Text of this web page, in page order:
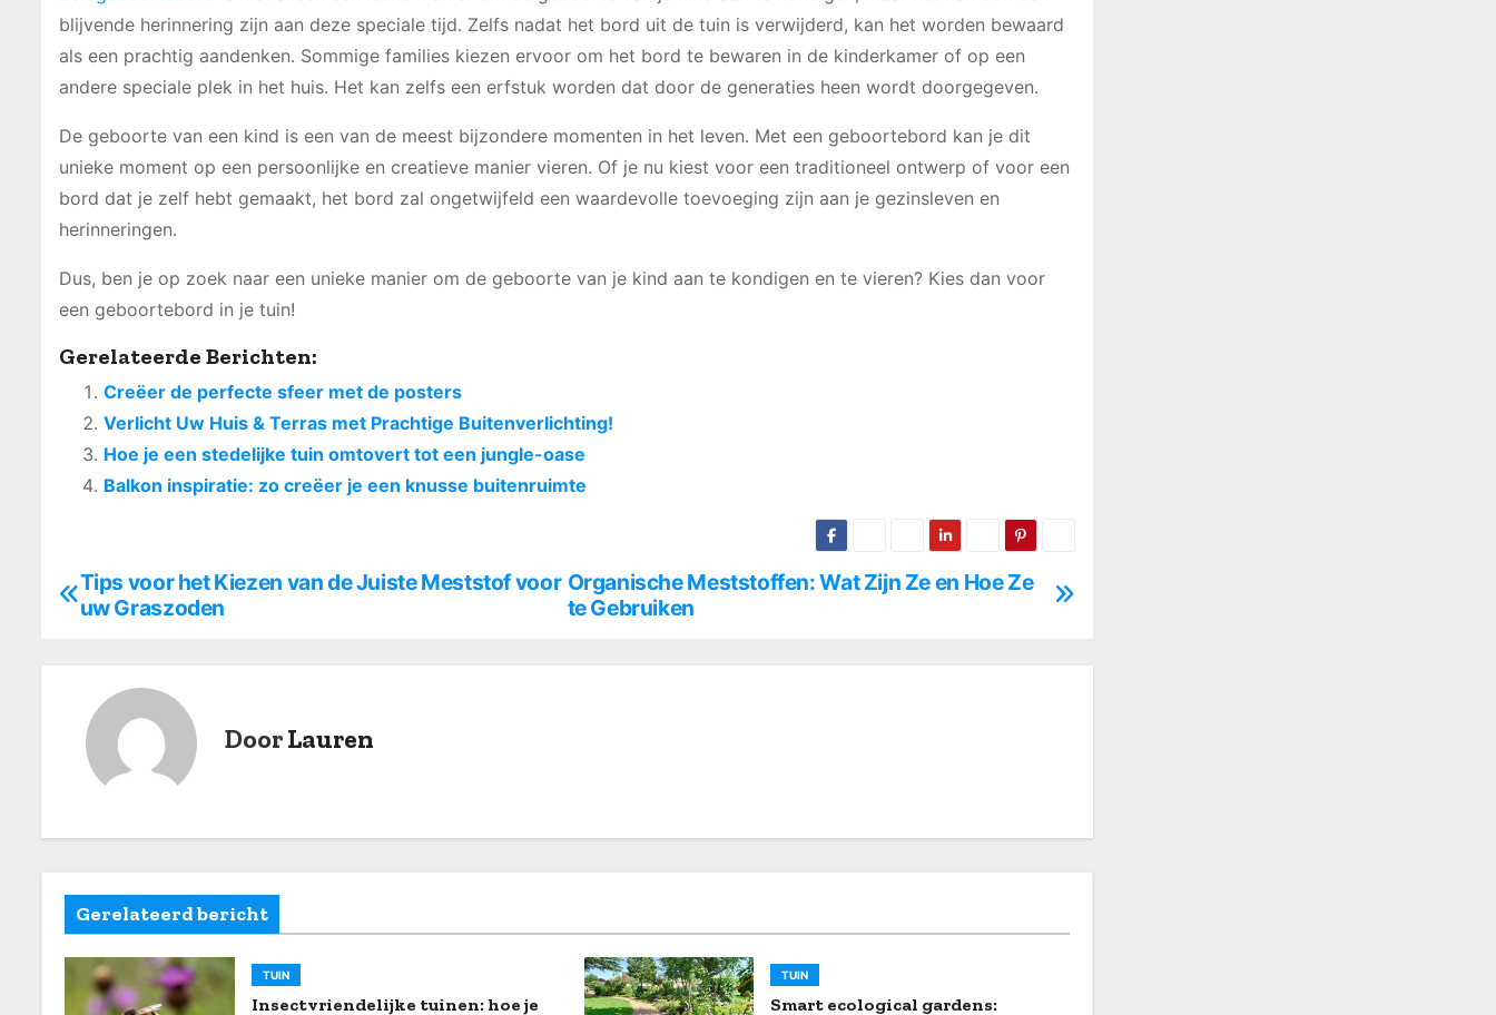
blijvende herinnering zijn aan deze speciale tijd. Zelfs nadat het bord uit de tuin is verwijderd, kan het worden bewaard
als een prachtig aandenken. Sommige families kiezen ervoor om het bord te bewaren in de kinderkamer of op een
andere speciale plek in het huis. Het kan zelfs een erfstuk worden dat door de generaties heen wordt doorgegeven.
De geboorte van een kind is een van de meest bijzondere momenten in het leven. Met een geboortebord kan je dit
unieke moment op een persoonlijke en creatieve manier vieren. Of je nu kiest voor een traditioneel ontwerp of voor een
bord dat je zelf hebt gemaakt, het bord zal ongetwijfeld een waardevolle toevoeging zijn aan je gezinsleven en
herinneringen.
Dus, ben je op zoek naar een unieke manier om de geboorte van je kind aan te kondigen en te vieren? Kies dan voor
een geboortebord in je tuin!
Gerelateerde Berichten:
Creëer de perfecte sfeer met de posters
Verlicht Uw Huis & Terras met Prachtige Buitenverlichting!
Hoe je een stedelijke tuin omtovert tot een jungle-oase
Balkon inspiratie: zo creëer je een knusse buitenruimte
B
n
a
v
Organische Meststoffen: Wat Zijn Ze en Hoe Ze
te Gebruiken
Tips voor het Kiezen van de Juiste Meststof voor
uw Graszoden
DoorLauren
Gerelateerd bericht
TUIN
Insectvriendelijke tuinen: hoe je
TUIN
Smart ecological gardens: